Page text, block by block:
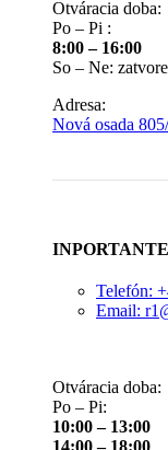
Otváracia doba:
Po – Pi :
8:00 – 16:00
So – Ne:
Adresa:
Nová osada
Telefón:
Email:
Otváracia doba:
Po – Pi:
10:00 – 13:00
14:00 – 18:00